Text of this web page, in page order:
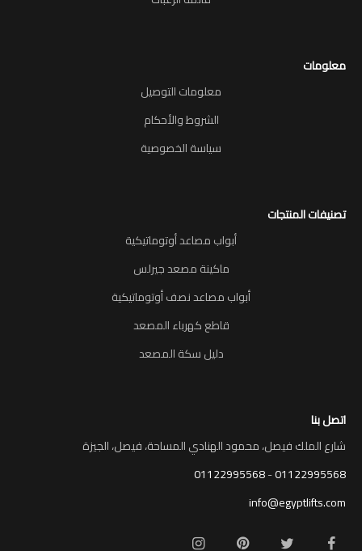
معلومات
معلومات التوصيل
الشروط والأحكام
سياسة الخصوصية
تصنيفات المنتجات
أبواب مصاعد أوتوماتيكية
ماكينة مصعد جيرلس
أبواب مصاعد نصف أوتوماتيكية
قاطع كهرباء المصعد
دليل سكة المصعد
اتصل بنا
شارع الملك فيصل، محمود الهنادي المساحة، فيصل، الجيزة
01122995568
-
01122995568
info@egyptlifts.com